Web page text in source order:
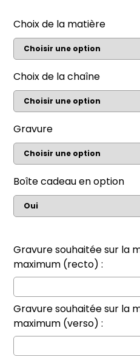
Choix de la matière
Choix de la chaîne
Gravure
Boîte cadeau en option
Gravure souhaitée sur la
maximum (recto) :
Gravure souhaitée sur la
maximum (verso) :